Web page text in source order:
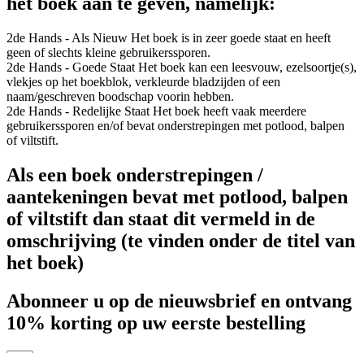
2de Hands - Als Nieuw Het boek is in zeer goede staat en heeft
geen of slechts kleine gebruikerssporen.
2de Hands - Goede Staat Het boek kan een leesvouw, ezelsoortje(s),
vlekjes op het boekblok, verkleurde bladzijden of een
naam/geschreven boodschap voorin hebben.
2de Hands - Redelijke Staat Het boek heeft vaak meerdere
gebruikerssporen en/of bevat onderstrepingen met potlood, balpen
of viltstift.
Als een boek onderstrepingen /
aantekeningen bevat met potlood, balpen
of viltstift dan staat dit vermeld in de
omschrijving (te vinden onder de titel van
het boek)
Abonneer u op de nieuwsbrief en ontvang
10% korting op uw eerste bestelling